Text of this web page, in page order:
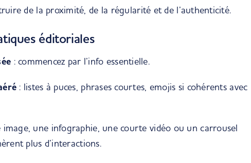
de la proximité, de la régularité et de l’authenticité.
éditoriales
: commencez par l’info essentielle.
: listes à puces, phrases courtes, emojis si cohérents avec
image, une infographie, une courte vidéo ou un carrousel
plus d’interactions.